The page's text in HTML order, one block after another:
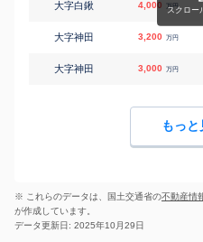
大字白鍬 4,000 万円
大字神田 3,200 万円
大字神田 3,000 万円
もっと
※ これらのデータは、国土交通省の不動産情
が作成しています。
データ更新日: 2025年10月29日